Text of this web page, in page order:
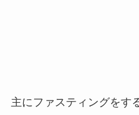
主にファスティングをす